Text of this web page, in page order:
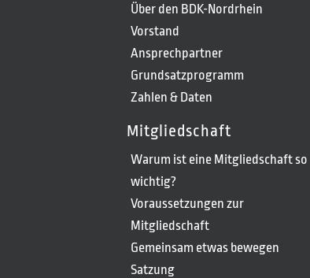
Über den BDK-Nordrhein
Vorstand
Ansprechpartner
Grundsatzprogramm
Zahlen & Daten
Mitgliedschaft
Warum ist eine Mitgliedschaft so
wichtig?
Voraussetzungen zur
Mitgliedschaft
Gemeinsam etwas bewegen
Satzung